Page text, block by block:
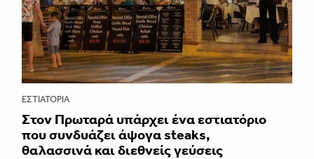
ΕΣΤΙΑΤΌΡΙΑ
Στον Πρωταρά υπάρχει ένα εστιατόριο
που συνδυάζει άψογα steaks,
θαλασσινά και διεθνείς γεύσεις